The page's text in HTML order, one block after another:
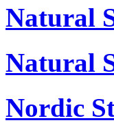
Natural
Natural
Nordic